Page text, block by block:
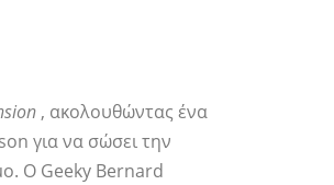
, ακολουθώντας ένα
για να σώσει την
Ο Geeky Bernard